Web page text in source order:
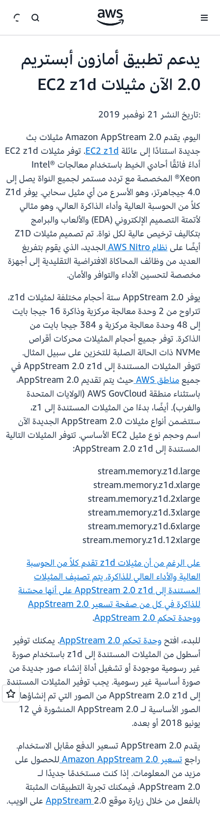
يدعم تطبيق أمازون أبستريم
2.0 الآن مثيلات EC2 z1d
:تاريخ النشر
اليوم، يقدم Amazon AppStream 2.0 مثيلات بث
جديدة استنادًا إلى عائلةEC2 z1d
. توفر مثيلات EC2 z1d
أداءً فائقًا أحادي الخيط باستخدام معالجات Intel®
Xeon® المخصصة مع تردد مستمر لجميع النواة يصل إلى
4.0 جيجاهرتز، وهو الأسرع من أي مثيل سحابي. يوفر Z1d
كلاً من الحوسبة العالية وأداء الذاكرة العالي، وهو مثالي
لأتمتة التصميم الإلكتروني (EDA) والألعاب والبرامج
بتكاليف ترخيص عالية لكل نواة. تم تصميم مثيلات Z1D
أيضًا علىنظام AWS Nitro
الجديد، الذي يقوم بتفريغ
العديد من وظائف المحاكاة الافتراضية التقليدية إلى أجهزة
مخصصة لتحسين الأداء والتوافر والأمان.
يوفر AppStream 2.0 ستة أحجام مختلفة لمثيلات z1d،
تتراوح من 2 وحدة معالجة مركزية وذاكرة 16 جيجا بايت
إلى 48 وحدة معالجة مركزية و 384 جيجا بايت من
الذاكرة. توفر جميع أحجام المثيلات محركات أقراص
NVMe ذات الحالة الصلبة للتخزين على سبيل المثال.
تتوفر المثيلات المستندة إلى AppStream 2.0 z1d في
جميعمناطق AWS
حيث يتم تقديم AppStream 2.0،
باستثناء منطقة AWS GovCloud (الولايات المتحدة
والغرب). أيضًا، بدءًا من المثيلات المستندة إلى z1،
ستتضمن أنواع مثيلات AppStream 2.0 الجديدة الآن
اسم وحجم نوع مثيل EC2 الأساسي. تتوفر المثيلات التالية
المستندة إلى AppStream 2.0 z1d:
stream.memory.z1d.large
stream.memory.z1d.xlarge
stream.memory.z1d.2xlarge
stream.memory.z1d.3xlarge
stream.memory.z1d.6xlarge
stream.memory.z1d.12xlarge
على الرغم من أن مثيلات z1d تقدم كلاً من الحوسبة
العالية والأداء العالي للذاكرة، يتم تصنيف المثيلات
المستندة إلى AppStream 2.0 z1d على أنها محسّنة
للذاكرة في كل من صفحة
تسعير AppStream 2.0
ووحدة تحكم AppStream 2.0
.
للبدء، افتحوحدة تحكم AppStream 2.0
. يمكنك توفير
أسطول من المثيلات المستندة إلى z1d باستخدام صورة
غير رسومية موجودة أو تشغيل أداة إنشاء صور جديدة من
صورة أساسية غير رسومية. يجب توفير المثيلات المستندة
إلى AppStream 2.0 z1d من الصور التي تم إنشاؤها من
الصور الأساسية لـ AppStream 2.0 المنشورة في 12
يونيو 2018 أو بعده.
يقدم AppStream 2.0 تسعير الدفع مقابل الاستخدام.
راجعتسعير Amazon AppStream 2.0
للحصول على
مزيد من المعلومات. إذا كنت مستخدمًا جديدًا لـ
AppStream 2.0، فيمكنك تجربة التطبيقات المثبتة
بالفعل من خلال زيارة موقع
AppStream2.0 على الويب.